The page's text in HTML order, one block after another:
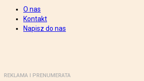
O nas
Kontakt
Napisz do nas
REKLAMA I PRENUMERATA